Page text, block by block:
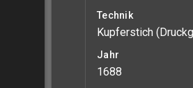
Technik
Kupferstich
Jahr
1688